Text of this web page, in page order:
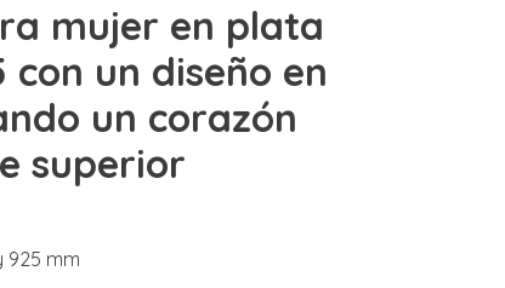
mujer en plata
con un diseño en
un corazón
superior
925 mm